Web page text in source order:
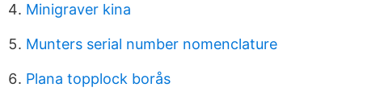
Minigraver kina
Munters serial number nomenclature
Plana topplock borås